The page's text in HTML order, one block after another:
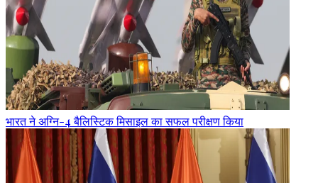
भारत ने अग्नि-4 बैलिस्टिक मिसाइल का सफल परीक्षण किया